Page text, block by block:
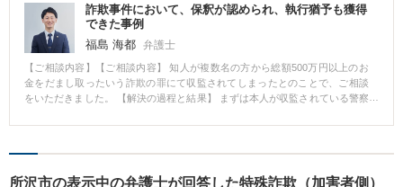
詐欺事件において、保釈が認められ、執行猶予も獲得
できた事例
福島 海都 弁護士
【ご相談内容】【ご相談内容】 知人が複数名の方から総額500万円以上のお
金をだまし取ったいう詐欺の罪にて収監されてしまったとのことで、ご相談
をいただきました。 【解決の過程と結果】 まずは本人が収監されている警察
所に連絡し、被害者の方には謝罪文を届ける。被害金額も少しでも賠償をさ
らに、本人の心のケアも重要です。通常、逮捕勾留されると精神的に不安定
所沢市の表示中の弁護士が回答した特殊詐欺（加害者側）